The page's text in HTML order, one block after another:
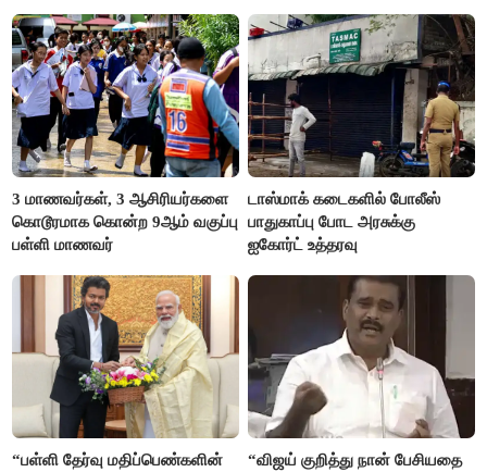
3 மாணவர்கள், 3 ஆசிரியர்களை
கொடூரமாக கொன்ற 9ஆம் வகுப்பு
பள்ளி மாணவர்
டாஸ்மாக் கடைகளில் போலீஸ்
பாதுகாப்பு போட அரசுக்கு
ஐகோர்ட் உத்தரவு
“பள்ளி தேர்வு மதிப்பெண்களின்
“விஜய் குறித்து நான் பேசியதை